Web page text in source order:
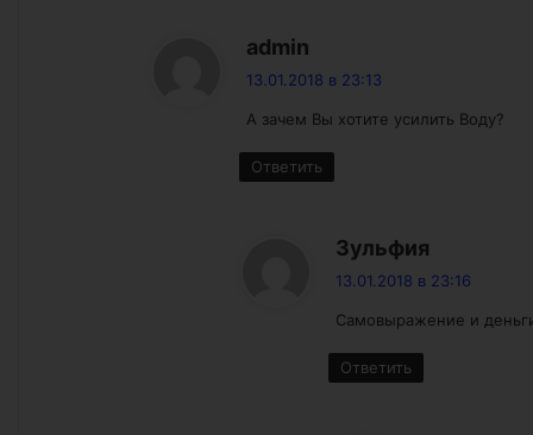
admin
13.01.2018 в 23:13
А зачем Вы хотите усилить Воду?
Ответить
Зульфия
13.01.2018 в 23:16
Самовыражение и
Ответить